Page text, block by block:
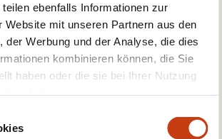
ebenfalls Informationen zur
Website mit unseren Partnern aus den
der Werbung und der Analyse, die dies
kombinieren können, die Sie
haben oder die sie bei Ihrer Nutzung
der Weiterbildung